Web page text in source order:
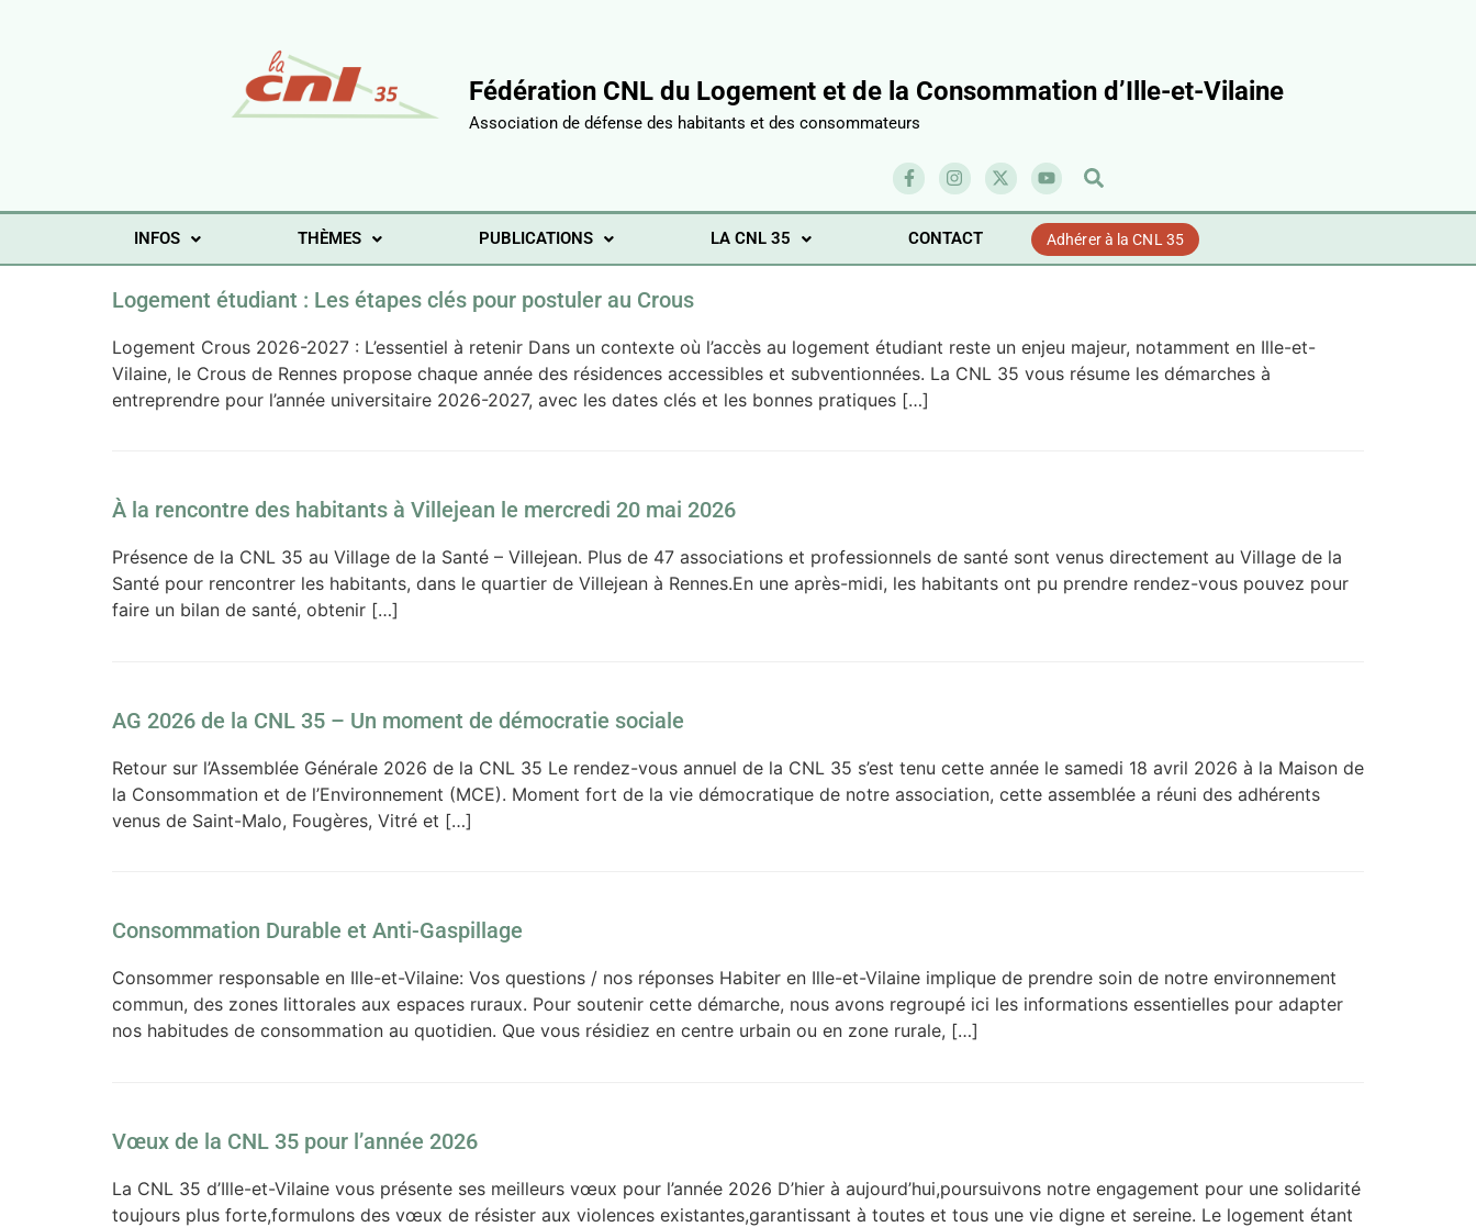
Fédération CNL du Logement et de la Consommation d’Ille-et-Vilaine
Association de défense des habitants et des consommateurs
INFOS THÈMES PUBLICATIONS LA CNL 35 CONTACT Adhérer à la CNL 35
Logement étudiant : Les étapes clés pour postuler au Crous
Logement Crous 2026-2027 : L’essentiel à retenir Dans un contexte où l’accès au logement étudiant reste un enjeu majeur, notamment en Ille-et-
Vilaine, le Crous de Rennes propose chaque année des résidences accessibles et subventionnées. La CNL 35 vous résume les démarches à
entreprendre pour l’année universitaire 2026-2027, avec les dates clés et les bonnes pratiques […]
À la rencontre des habitants à Villejean le mercredi 20 mai 2026
Présence de la CNL 35 au Village de la Santé – Villejean. Plus de 47 associations et professionnels de santé sont venus directement au Village de la
Santé pour rencontrer les habitants, dans le quartier de Villejean à Rennes.En une après-midi, les habitants ont pu prendre rendez-vous pouvez pour
faire un bilan de santé, obtenir […]
AG 2026 de la CNL 35 – Un moment de démocratie sociale
Retour sur l’Assemblée Générale 2026 de la CNL 35 Le rendez-vous annuel de la CNL 35 s’est tenu cette année le samedi 18 avril 2026 à la Maison de
la Consommation et de l’Environnement (MCE). Moment fort de la vie démocratique de notre association, cette assemblée a réuni des adhérents
venus de Saint-Malo, Fougères, Vitré et […]
Consommation Durable et Anti-Gaspillage
Consommer responsable en Ille-et-Vilaine: Vos questions / nos réponses Habiter en Ille-et-Vilaine implique de prendre soin de notre environnement
commun, des zones littorales aux espaces ruraux. Pour soutenir cette démarche, nous avons regroupé ici les informations essentielles pour adapter
nos habitudes de consommation au quotidien. Que vous résidiez en centre urbain ou en zone rurale, […]
Vœux de la CNL 35 pour l’année 2026
La CNL 35 d’Ille-et-Vilaine vous présente ses meilleurs vœux pour l’année 2026 D’hier à aujourd’hui,poursuivons notre engagement pour une solidarité
toujours plus forte,formulons des vœux de résister aux violences existantes,garantissant à toutes et tous une vie digne et sereine. Le logement étant